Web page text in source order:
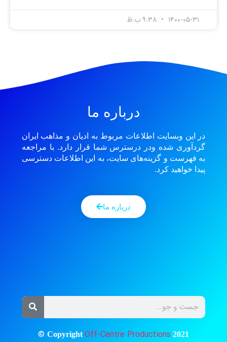
۱۴۰۰-۰۵-۳۱
درباره ما
در این وبسایت اطلاعات مربوط به ادیان و مذاهب ایران
گردآوری شده ودر درسترس شما قرار دارد. با مراجعه
به فهرست و گزینه‌های سایت، به این اطلاعات دسترسی
پیدا خواهید کرد.
درباره ما
©CopyrightOff-Centre Productions 2021